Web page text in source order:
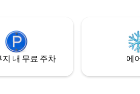
인 인테리어 & 좋은 침대
은 사우나 ❄ 침구 & 수건
지 내 무료 주차 에